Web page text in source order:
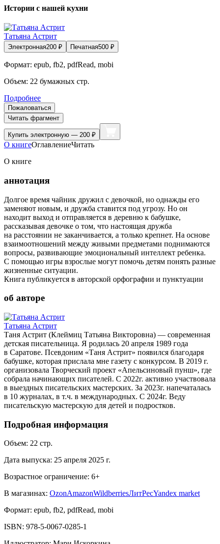
Истории с нашей кухни
Татьяна Астрит
Электронная200 ₽ Печатная500 ₽
Формат: epub, fb2, pdfRead, mobi
Объем: 22 бумажных стр.
Подробнее
Пожаловаться
Читать фрагмент
Купить электронную — 200 ₽
О книгеОглавлениеЧитать
О книге
аннотация
Долгое время чайник дружил с девочкой, но однажды его
заменяют новым, и дружба ставится под угрозу. Но он
находит выход и отправляется в деревню к бабушке,
рассказывая девочке о том, что настоящая дружба
на расстоянии не заканчивается, а только крепнет. На основе
взаимоотношений между живыми предметами поднимаются
вопросы, развивающие эмоциональный интеллект ребенка.
С помощью игры взрослые могут помочь детям понять разные
жизненные ситуации.
Книга публикуется в авторской орфографии и пунктуации
об авторе
Татьяна Астрит
Таня Астрит (Клеймиц Татьяна Викторовна) — современная
детская писательница. Я родилась 20 апреля 1989 года
в Саратове. Псевдоним «Таня Астрит» появился благодаря
бабушке, которая прислала мне газету с конкурсом. В 2019 г.
организовала Творческий проект «Апельсиновый пунш», где
собрала начинающих писателей. С 2022г. активно участвовала
в выездных писательских мастерских. За 2023г. напечаталась
в 10 журналах, в т.ч. в международных. С 2024г. Веду
писательскую мастерскую для детей и подростков.
Подробная информация
Объем: 22 стр.
Дата выпуска: 25 апреля 2025 г.
Возрастное ограничение: 6+
В магазинах: OzonAmazonWildberriesЛитРесYandex market
Формат: epub, fb2, pdfRead, mobi
ISBN: 978-5-0067-0285-1